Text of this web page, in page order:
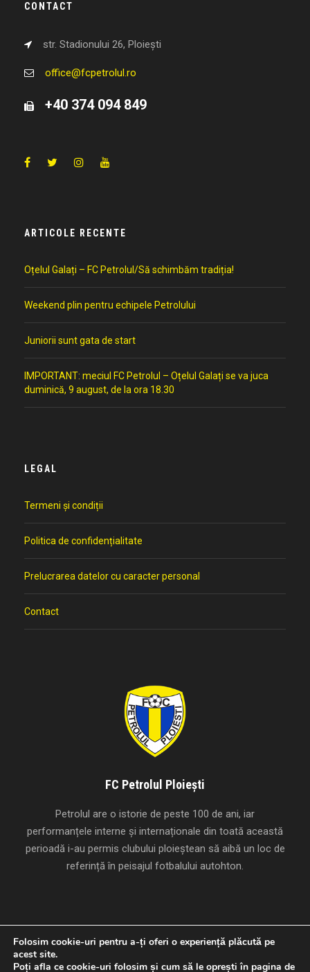
CONTACT
str. Stadionului 26, Ploiești
office@fcpetrolul.ro
+40 374 094 849
ARTICOLE RECENTE
Oțelul Galați – FC Petrolul/Să schimbăm tradiția!
Weekend plin pentru echipele Petrolului
Juniorii sunt gata de start
IMPORTANT: meciul FC Petrolul – Oțelul Galați se va juca
duminică, 9 august, de la ora 18.30
LEGAL
Termeni și condiții
Politica de confidențialitate
Prelucrarea datelor cu caracter personal
Contact
FC Petrolul Ploiești
Petrolul are o istorie de peste 100 de ani, iar
performanțele interne și internaționale din toată această
perioadă i-au permis clubului ploieștean să aibă un loc de
referință în peisajul fotbalului autohton.
Creat cu
Folosim cookie-uri pentru a-ți oferi o experiență plăcută pe
acest site.
Poți afla ce cookie-uri folosim și cum să le oprești în pagina de